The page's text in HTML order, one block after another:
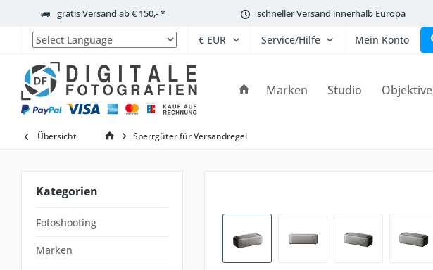
gratis Versand ab € 150,- * schneller Versand innerhalb Europa
Powered by
Service/Hilfe Mein Konto
Marken Studio Objektive
Übersicht Sperrgüter für Versandregel
Kategorien
Fotoshooting
Marken